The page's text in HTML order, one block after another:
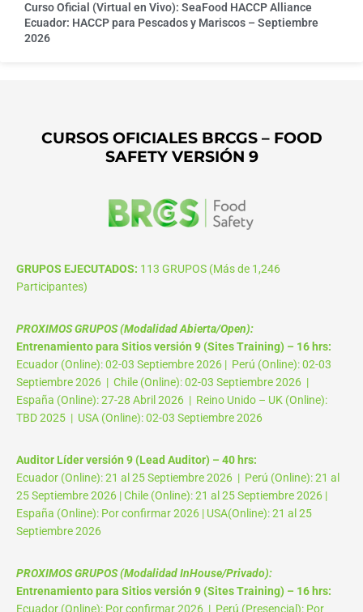
Curso Oficial (Virtual en Vivo): SeaFood HACCP Alliance
Ecuador: HACCP para Pescados y Mariscos – Septiembre
2026
CURSOS OFICIALES BRCGS – FOOD
SAFETY VERSIÓN 9
GRUPOS EJECUTADOS: 113 GRUPOS (Más de 1,246
Participantes)
PROXIMOS GRUPOS (Modalidad Abierta/Open):
Entrenamiento para Sitios versión 9 (Sites Training) – 16 hrs:
Ecuador (Online): 02-03 Septiembre 2026 | Perú (Online): 02-03
Septiembre 2026 | Chile (Online): 02-03 Septiembre 2026 |
España (Online): 27-28 Abril 2026 | Reino Unido – UK (Online):
TBD 2025 | USA (Online): 02-03 Septiembre 2026
Auditor Líder versión 9 (Lead Auditor) – 40 hrs:
Ecuador (Online): 21 al 25 Septiembre 2026 | Perú (Online): 21 al
25 Septiembre 2026 | Chile (Online): 21 al 25 Septiembre 2026 |
España (Online): Por confirmar 2026 | USA(Online): 21 al 25
Septiembre 2026
PROXIMOS GRUPOS (Modalidad InHouse/Privado):
Entrenamiento para Sitios versión 9 (Sites Training) – 16 hrs:
Ecuador (Online): Por confirmar 2026 | Perú (Presencial): Por